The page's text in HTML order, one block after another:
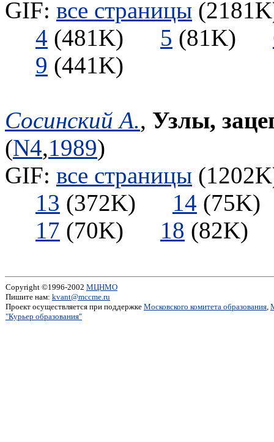
GIF: все страницы
4 (481K) 5 (81K)
9 (441K)
Сосинский А., Узлы,
(N4,1989)
GIF: все страницы
13 (372K) 14
17 (70K) 18
Copyright ©1996-2002 МЦНМО
Пишите нам: kvant@mccme.ru
Проект осуществляется при поддержке Московского комитета образования,
"Курьер образования"